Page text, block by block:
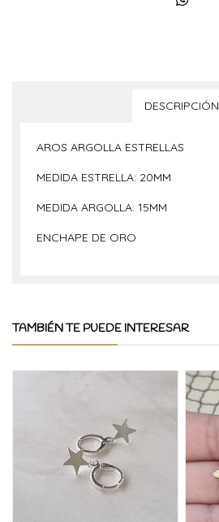
DESCRIPCIÓN
AROS ARGOLLA ESTRELLAS
MEDIDA ESTRELLA: 20MM
MEDIDA ARGOLLA: 15MM
ENCHAPE DE ORO
TAMBIÉN TE PUEDE INTERESAR